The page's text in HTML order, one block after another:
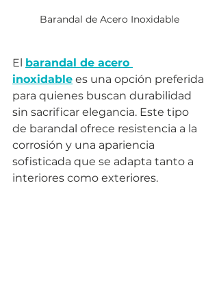
Barandal de Acero Inoxidable
El barandal de acero
inoxidable es una opción preferida
para quienes buscan durabilidad
sin sacrificar elegancia. Este tipo
de barandal ofrece resistencia a la
corrosión y una apariencia
sofisticada que se adapta tanto a
interiores como exteriores.